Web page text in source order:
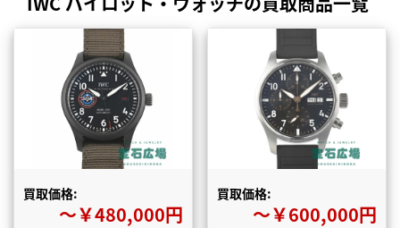
買取価格:
〜￥480,000円
買取価格:
〜￥600,000円